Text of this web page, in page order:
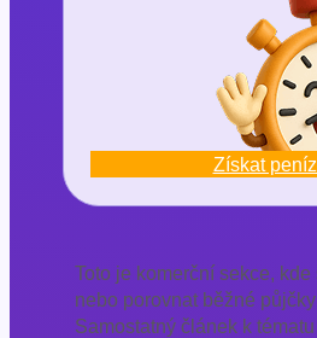
Získat
Toto je komerční sekce,
nebo porovnat běžné
Samostatný článek k